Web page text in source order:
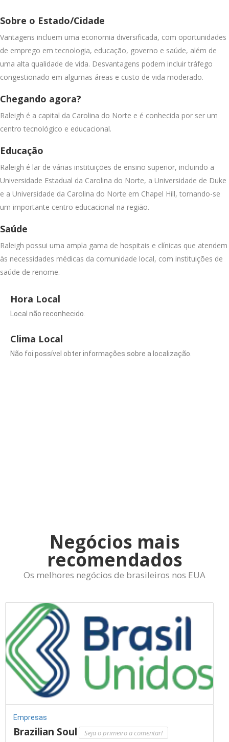
Sobre o Estado/Cidade
Vantagens incluem uma economia diversificada, com oportunidades
de emprego em tecnologia, educação, governo e saúde, além de
uma alta qualidade de vida. Desvantagens podem incluir tráfego
congestionado em algumas áreas e custo de vida moderado.
Chegando agora?
Raleigh é a capital da Carolina do Norte e é conhecida por ser um
centro tecnológico e educacional.
Educação
Raleigh é lar de várias instituições de ensino superior, incluindo a
Universidade Estadual da Carolina do Norte, a Universidade de Duke
e a Universidade da Carolina do Norte em Chapel Hill, tornando-se
um importante centro educacional na região.
Saúde
Raleigh possui uma ampla gama de hospitais e clínicas que atendem
às necessidades médicas da comunidade local, com instituições de
saúde de renome.
Hora Local
Local não reconhecido.
Clima Local
Não foi possível obter informações sobre a localização.
Negócios mais
recomendados
Os melhores negócios de brasileiros nos EUA
Empresas
Brazilian Soul Seja o primeiro a comentar!